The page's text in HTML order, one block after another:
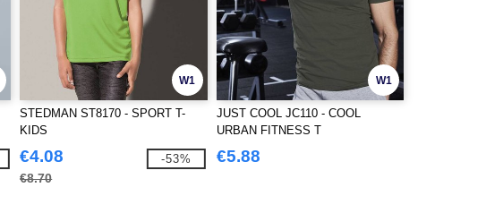
W1
STEDMAN ST8170 - SPORT T-
KIDS
€4.08
€8.70
-53%
W1
JUST COOL JC110 - COOL
URBAN FITNESS T
€5.88